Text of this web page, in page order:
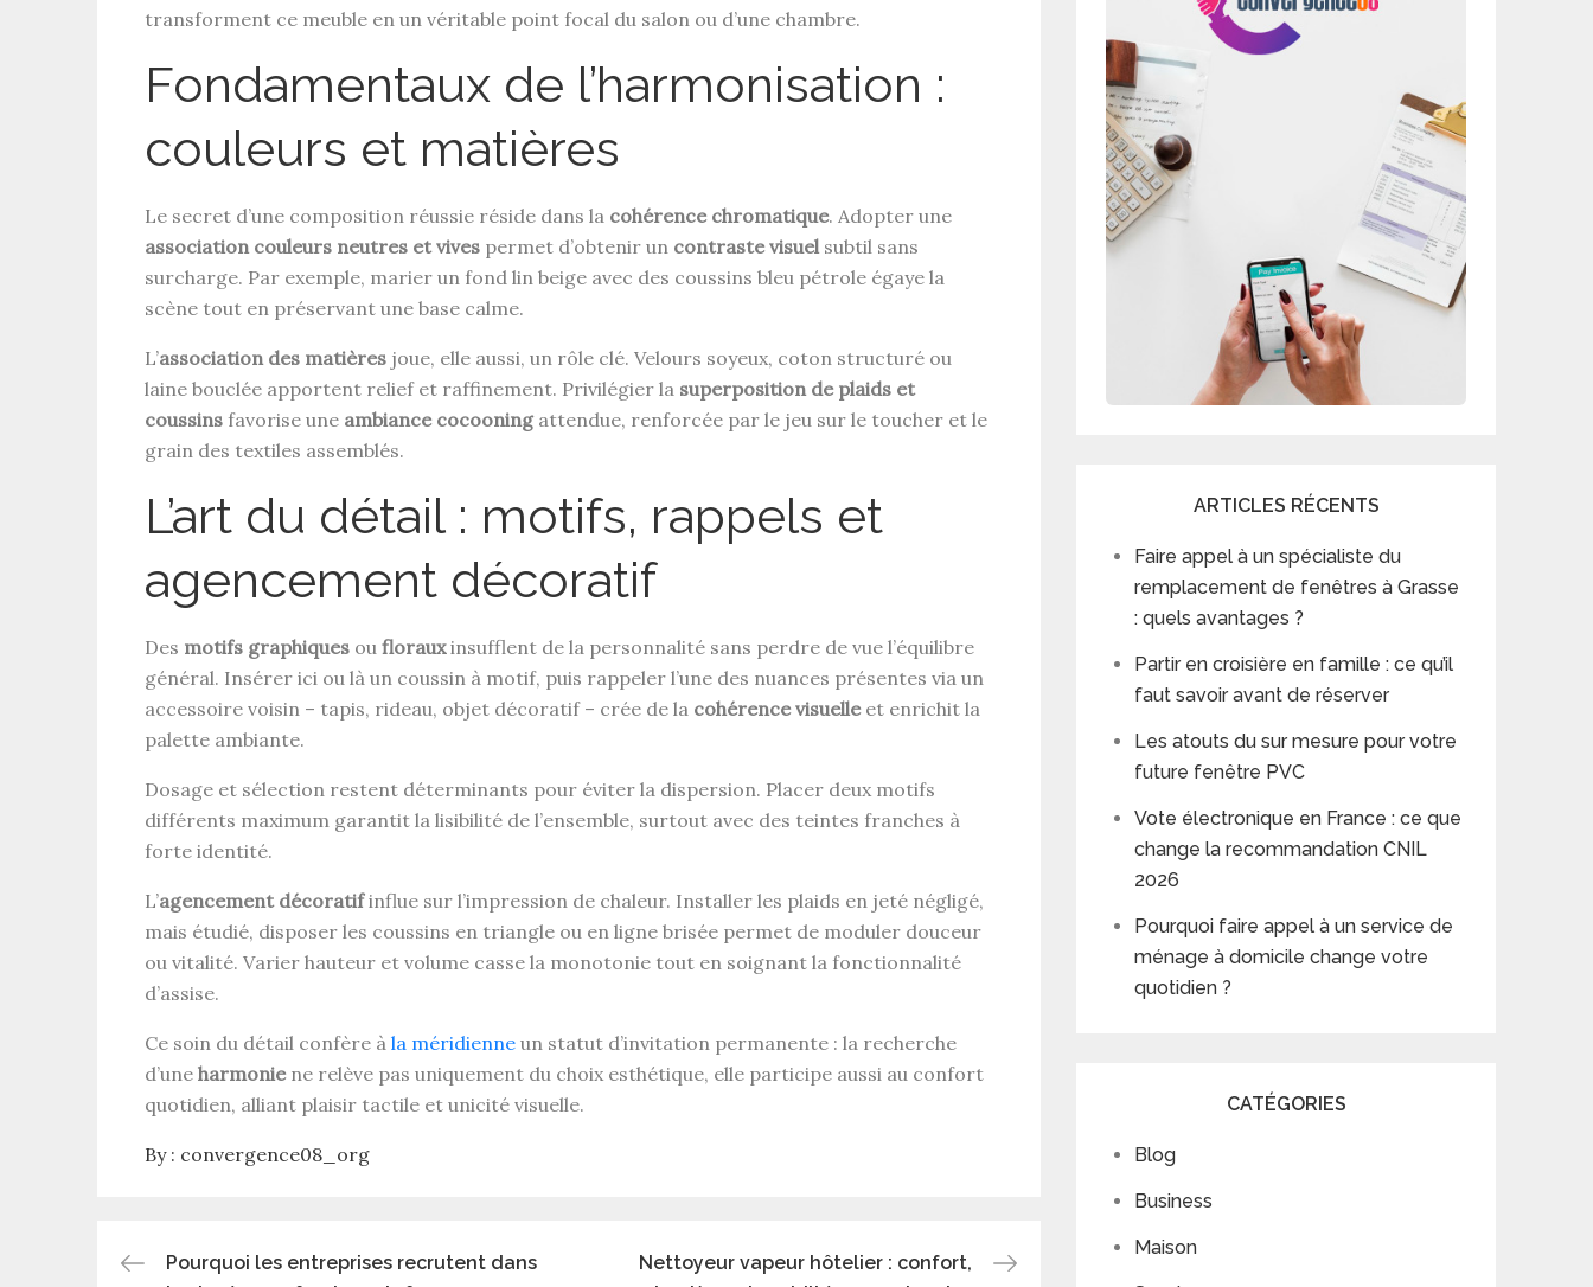
transforment ce meuble en un véritable point focal du salon ou d’une chambre.
Fondamentaux de l’harmonisation :
couleurs et matières
Le secret d’une composition réussie réside dans la cohérence chromatique. Adopter une
association couleurs neutres et vives permet d’obtenir un contraste visuel subtil sans
surcharge. Par exemple, marier un fond lin beige avec des coussins bleu pétrole égaye la
scène tout en préservant une base calme.
L’association des matières joue, elle aussi, un rôle clé. Velours soyeux, coton structuré ou
laine bouclée apportent relief et raffinement. Privilégier la superposition de plaids et
coussins favorise une ambiance cocooningattendue, renforcée par le jeu sur le toucher et le
grain des textiles assemblés.
L’art du détail : motifs, rappels et
agencement décoratif
Des motifs graphiques ou florauxinsufflent de la personnalité sans perdre de vue l’équilibre
général. Insérer ici ou là un coussin à motif, puis rappeler l’une des nuances présentes via un
accessoire voisin – tapis, rideau, objet décoratif – crée de la cohérence visuelleet enrichit la
palette ambiante.
Dosage et sélection restent déterminants pour éviter la dispersion. Placer deux motifs
différents maximum garantit la lisibilité de l’ensemble, surtout avec des teintes franches à
forte identité.
L’agencement décoratifinflue sur l’impression de chaleur. Installer les plaids en jeté négligé,
mais étudié, disposer les coussins en triangle ou en ligne brisée permet de moduler douceur
ou vitalité. Varier hauteur et volume casse la monotonie tout en soignant la fonctionnalité
d’assise.
Ce soin du détail confère à la méridienne un statut d’invitation permanente : la recherche
d’une harmoniene relève pas uniquement du choix esthétique, elle participe aussi au confort
quotidien, alliant plaisir tactile et unicité visuelle.
By : convergence08_org
Pourquoi les entreprises recrutent dans
Nettoyeur vapeur hôtelier : confort,
ARTICLES RÉCENTS
Faire appel à un spécialiste du
remplacement de fenêtres à Grasse
: quels avantages ?
Partir en croisière en famille : ce qu’il
faut savoir avant de réserver
Les atouts du sur mesure pour votre
future fenêtre PVC
Vote électronique en France : ce que
change la recommandation CNIL
2026
Pourquoi faire appel à un service de
ménage à domicile change votre
quotidien ?
CATÉGORIES
Blog
Business
Maison